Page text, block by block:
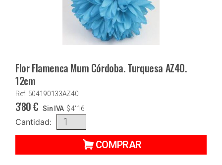
Flor Flamenca Mum Córdoba. Turquesa AZ40.
12cm
Ref: 504190133AZ40
3'80€ Sin IVA $4'16
Cantidad:
COMPRAR